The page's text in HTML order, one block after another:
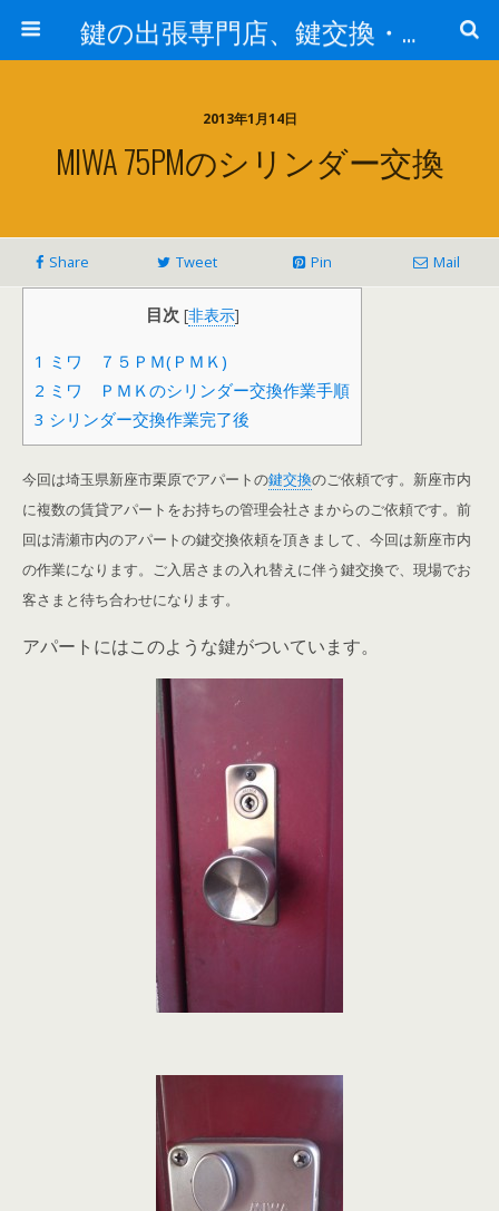
鍵の出張専門店、鍵交換・修理が格安料金/東京・埼玉・さいたま市
2013年1月14日
MIWA 75PMのシリンダー交換
Share Tweet Pin Mail
目次 [非表示]
1 ミワ ７５ＰＭ(ＰＭＫ)
2 ミワ ＰＭＫのシリンダー交換作業手順
3 シリンダー交換作業完了後
今回は埼玉県新座市栗原でアパートの鍵交換のご依頼です。新座市内
に複数の賃貸アパートをお持ちの管理会社さまからのご依頼です。 前
回は清瀬市内のアパートの鍵交換依頼を頂きまして、今回は新座市内
の作業になります。ご入居さまの入れ替えに伴う鍵交換で、現場でお
客さまと待ち合わせになります。
アパートにはこのような鍵がついています。